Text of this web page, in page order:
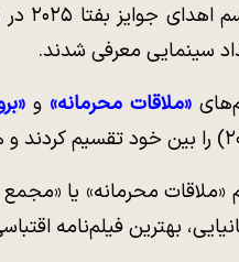
سینمایی معرفی شدند.
«ملاقات محرمانه» و
کردند.
«ملاقات محرمانه» یا «مجمع
بهترین فیلم‌نامه اقتباسی و